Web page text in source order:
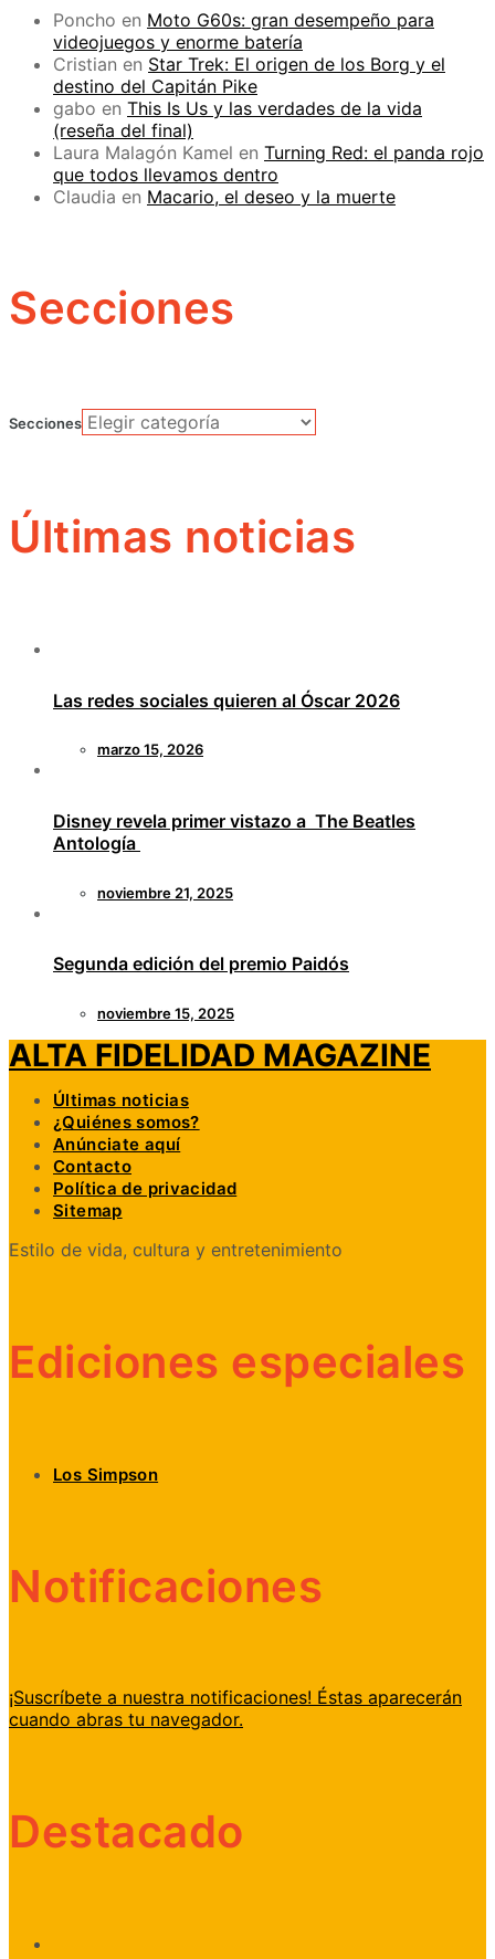
Poncho en Moto G60s: gran desempeño para
videojuegos y enorme batería
Cristian en Star Trek: El origen de los Borg y el
destino del Capitán Pike
gabo en This Is Us y las verdades de la vida
(reseña del final)
Laura Malagón Kamel en Turning Red: el panda rojo
que todos llevamos dentro
Claudia en Macario, el deseo y la muerte
Secciones
Secciones
Últimas noticias
Las redes sociales quieren al Óscar 2026
marzo 15, 2026
Disney revela primer vistazo a The Beatles
Antología
noviembre 21, 2025
Segunda edición del premio Paidós
noviembre 15, 2025
ALTA FIDELIDAD MAGAZINE
Últimas noticias
¿Quiénes somos?
Anúnciate aquí
Contacto
Política de privacidad
Sitemap
Estilo de vida, cultura y entretenimiento
Ediciones especiales
Los Simpson
Notificaciones
¡Suscríbete a nuestra notificaciones! Éstas aparecerán
cuando abras tu navegador.
Destacado